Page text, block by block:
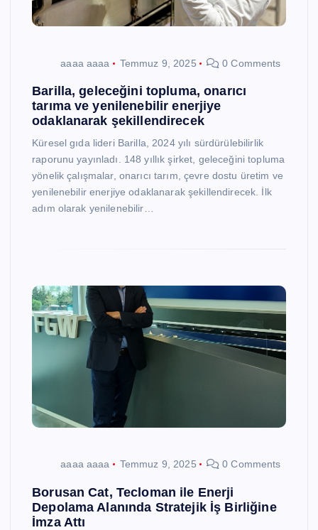
aaaa aaaa Temmuz 9, 2025 0 Comments
Barilla, geleceğini topluma, onarıcı
tarıma ve yenilenebilir enerjiye
odaklanarak şekillendirecek
Küresel gıda lideri Barilla, 2024 yılı sürdürülebilirlik
raporunu yayınladı. 148 yıllık şirket, geleceğini topluma
yönelik çalışmalar, onarıcı tarım, çevre dostu üretim ve
yenilenebilir enerjiye odaklanarak şekillendirecek. İlk
adım olarak yenilenebilir…
aaaa aaaa Temmuz 9, 2025 0 Comments
Borusan Cat, Tecloman ile Enerji
Depolama Alanında Stratejik İş Birliğine
İmza Attı